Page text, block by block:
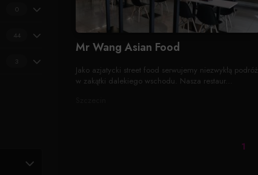
0
44
3
Mr Wang Asian Food
Jako azjatycki street food serwujemy niezwykłą podróż
w zakątki dalekiego wschodu. Nasza restaur...
1